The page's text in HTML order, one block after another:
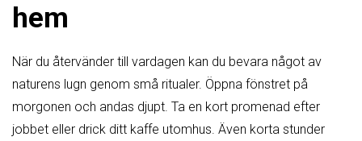
hem
När du återvänder till vardagen kan du bevara något av
naturens lugn genom små ritualer. Öppna fönstret på
morgonen och andas djupt. Ta en kort promenad efter
jobbet eller drick ditt kaffe utomhus. Även korta stunder